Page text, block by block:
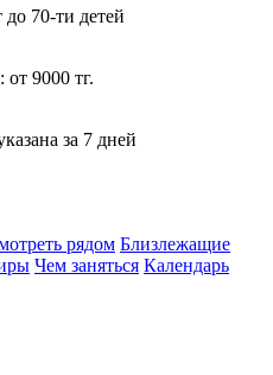
70-ти детей
9000 тг.
за 7 дней
рядом Близлежащие
Чем заняться Календарь